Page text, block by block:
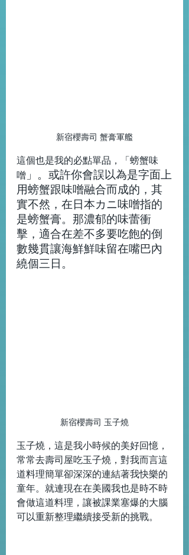
新宿櫻壽司 蟹膏軍艦
這個也是我的必點單品，「螃蟹味
噌 」。或許你會誤以為是字面上
用螃蟹跟味噌融合而成的，其
實不然，在日本カニ味噌指的
是螃蟹膏。那濃郁的味蕾衝
擊，適合在差不多要吃飽的倒
數幾貫讓海鮮鮮味留在嘴巴內
繞個三日。
新宿櫻壽司 玉子燒
玉子燒，這是我小時候的美好回憶，
常常去壽司屋吃玉子燒，對我而言這
道料理簡單卻深深的連結著我快樂的
童年。就連現在在美國我也是時不時
會做這道料理，讓被課業塞爆的大腦
可以重新整理繼續接受新的挑戰。